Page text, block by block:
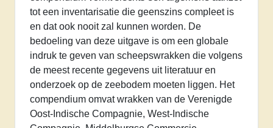
tot een inventarisatie die geenszins compleet is
en dat ook nooit zal kunnen worden. De
bedoeling van deze uitgave is om een globale
indruk te geven van scheepswrakken die volgens
de meest recente gegevens uit literatuur en
onderzoek op de zeebodem moeten liggen. Het
compendium omvat wrakken van de Verenigde
Oost-Indische Compagnie, West-Indische